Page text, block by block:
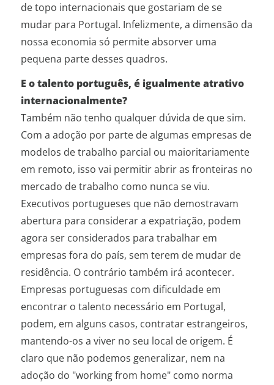
de topo internacionais que gostariam de se
mudar para Portugal. Infelizmente, a dimensão da
nossa economia só permite absorver uma
pequena parte desses quadros.
E o talento português, é igualmente atrativo
internacionalmente?
Também não tenho qualquer dúvida de que sim.
Com a adoção por parte de algumas empresas de
modelos de trabalho parcial ou maioritariamente
em remoto, isso vai permitir abrir as fronteiras no
mercado de trabalho como nunca se viu.
Executivos portugueses que não demostravam
abertura para considerar a expatriação, podem
agora ser considerados para trabalhar em
empresas fora do país, sem terem de mudar de
residência. O contrário também irá acontecer.
Empresas portuguesas com dificuldade em
encontrar o talento necessário em Portugal,
podem, em alguns casos, contratar estrangeiros,
mantendo-os a viver no seu local de origem. É
claro que não podemos generalizar, nem na
adoção do "working from home" como norma